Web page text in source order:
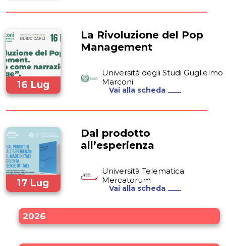
16 Lug
La Rivoluzione del Pop
Management
Università degli Studi Guglielmo
Marconi
Vai alla scheda
17 Lug
Dal prodotto
all’esperienza
Università Telematica
Mercatorum
Vai alla scheda
2026